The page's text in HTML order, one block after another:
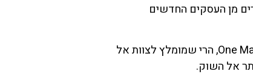
מן העסקים החדשים
בהקמתכם עסק, וכל שכן כזה שאיננו מתבסס על אדם אחד בקונספט של One Man Show, הרי שמומלץ לצוות אל
אל השוק.